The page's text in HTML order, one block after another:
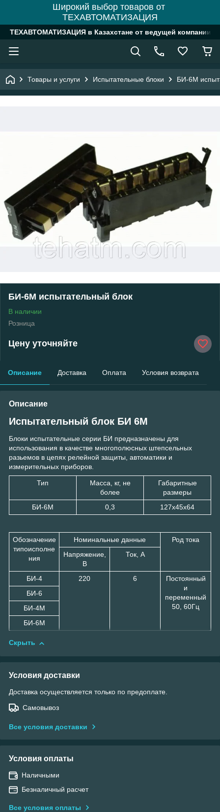
Широкий выбор товаров от
ТЕХАВТОМАТИЗАЦИЯ
ТЕХАВТОМАТИЗАЦИЯ в Казахстане от ведущей компании
Товары и услуги Испытательные блоки БИ-6М
БИ-6М испытательный блок
В наличии
Розница
Цену уточняйте
Описание Доставка Оплата Условия возврата
Описание
Испытательный блок БИ 6М
Блоки испытательные серии БИ предназначены для
использования в качестве многополюсных штепсельных
разьемов в цепях релейной защиты, автоматики и
измерительных приборов.
Тип
Масса, кг, не
более
Габаритные
размеры
БИ-6М
0,3 127х45х64
Обозначение
типоисполне
ния
Номинальные данные
Род тока
Напряжение,
В
Ток, А
БИ-4 220 6
Постоянный
и
переменный
50, 60Гц
БИ-6
БИ-4М
БИ-6М
Скрыть
Условия доставки
Доставка осуществляется только по предоплате.
Самовывоз
Все условия доставки
Условия оплаты
Наличными
Безналичный расчет
Все условия оплаты